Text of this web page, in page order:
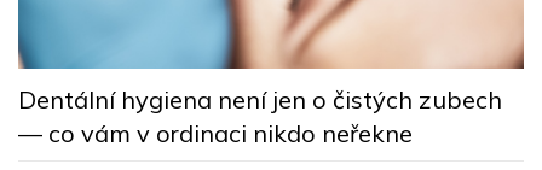
Dentální hygiena není jen o čistých zubech
— co vám v ordinaci nikdo neřekne